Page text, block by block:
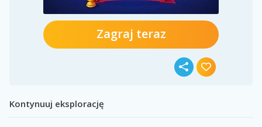
Zagraj teraz
Kontynuuj eksplorację